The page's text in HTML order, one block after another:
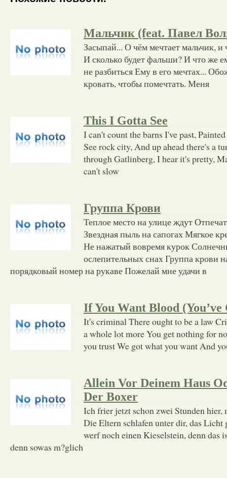
Мальчик (feat. Павел
Засыпай... О чём мечтает мальчик, и
И сколько будет фальши? И что же
не разбиться Ему в его мечтах...
кровать, чтобы помечтать. Меня
This I Gotta See
I can't count the barns I've past,
See rock city, And up ahead there's a
through Gatlinberg, I hear it's pretty,
can't slow
Группа Крови
Теплое место на улице ждут
Звездная пыль на сапогах Мягкое
Не нажатый вовремя курок
ослепительных снах Группа крови
порядковый номер на рукаве Пожелай мне удачи в
If You Want Blood
It's criminal There ought to be a law
a whole lot more You get nothing for
you trust We got what you want And
Allein Vor Deinem Haus
Der Boxer
Ich frier jetzt schon zwei Stunden hier,
Die Eltern schlafen unter dir, das Licht
werf noch einen Kieselstein, denn das
denn sowas m?glich